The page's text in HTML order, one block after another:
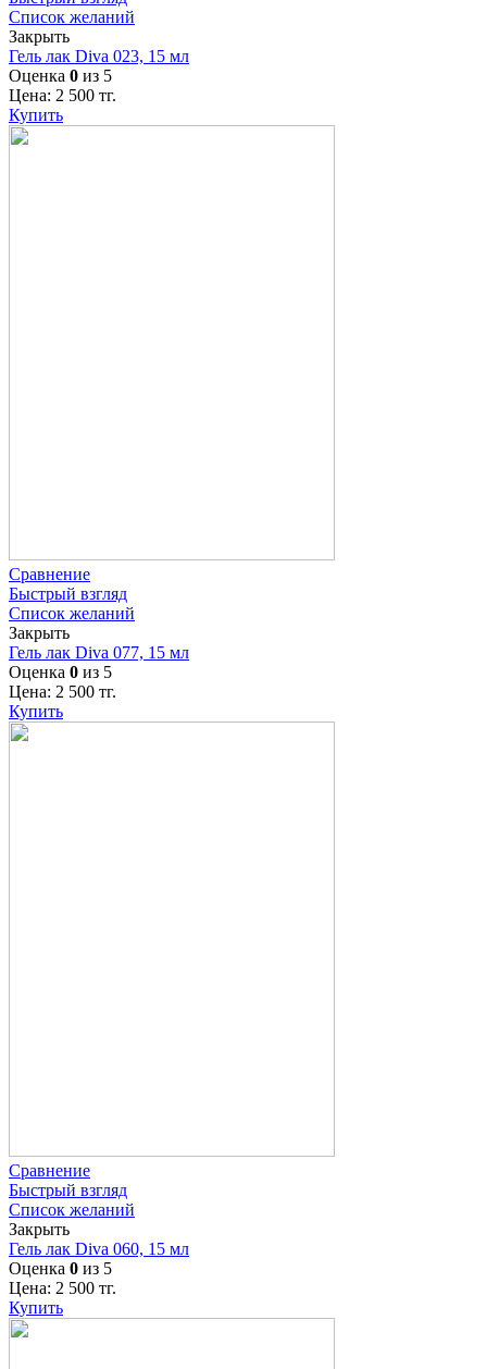
Список желаний
Закрыть
Гель лак Diva 023, 15 мл
Оценка 0 из 5
Цена: 2 500 тг.
Купить
Сравнение
Быстрый взгляд
Список желаний
Закрыть
Гель лак Diva 077, 15 мл
Оценка 0 из 5
Цена: 2 500 тг.
Купить
Сравнение
Быстрый взгляд
Список желаний
Закрыть
Гель лак Diva 060, 15 мл
Оценка 0 из 5
Цена: 2 500 тг.
Купить